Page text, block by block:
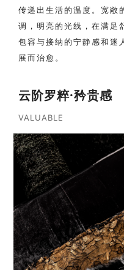
传递出生活的温度。宽敞
调，明亮的光线，在满足
包容与接纳的宁静感和迷
展而治愈。
云阶罗粹·矜贵感
VALUABLE